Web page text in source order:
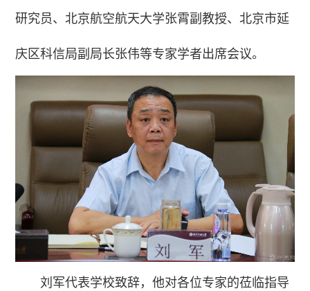
研究员、北京航空航天大学张霄副教授、北京市延
庆区科信局副局长张伟等专家学者出席会议。
刘军代表学校致辞，他对各位专家的莅临指导